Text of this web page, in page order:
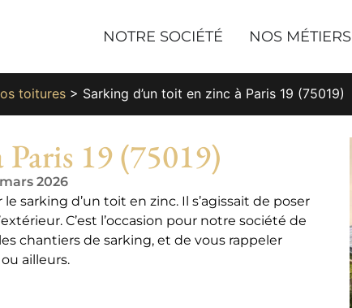
NOTRE SOCIÉTÉ NOS MÉTIERS
toitures > Sarking d’un toit en zinc à Paris 19 (75019)
19 (75019)
2026
sarking d’un toit en zinc. Il s’agissait de poser
C’est l’occasion pour notre société de
chantiers de sarking, et de vous rappeler
ailleurs.